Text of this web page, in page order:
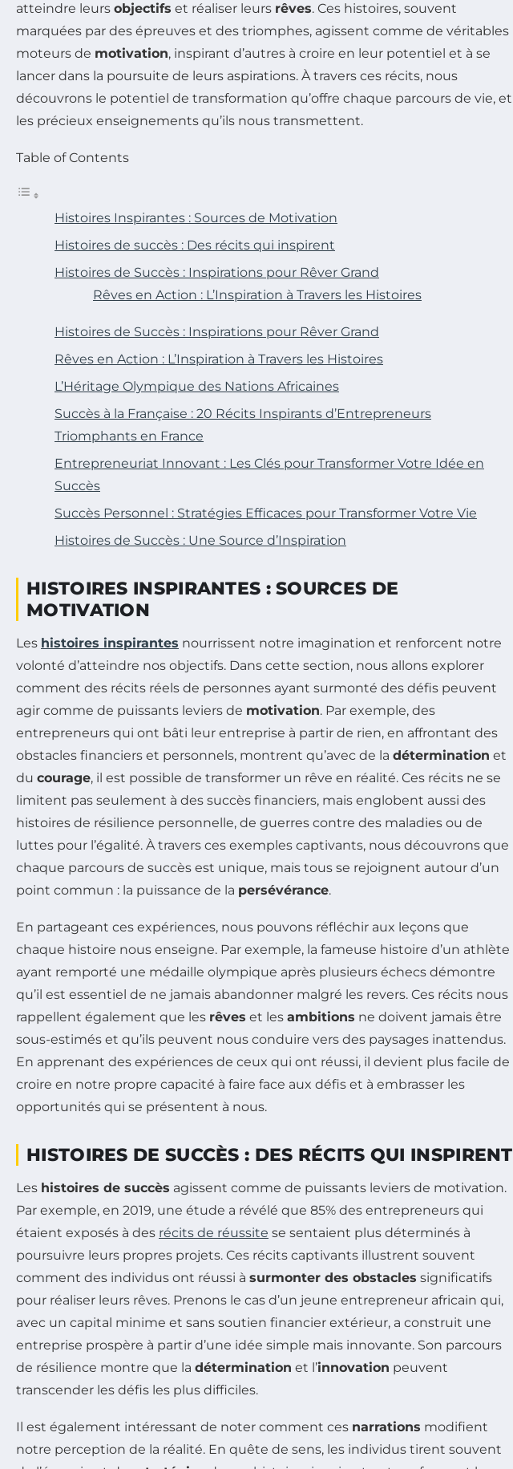
atteindre leurs objectifs et réaliser leurs rêves. Ces histoires, souvent
marquées par des épreuves et des triomphes, agissent comme de véritables
moteurs de motivation, inspirant d’autres à croire en leur potentiel et à se
lancer dans la poursuite de leurs aspirations. À travers ces récits, nous
découvrons le potentiel de transformation qu’offre chaque parcours de vie, et
les précieux enseignements qu’ils nous transmettent.
Table of Contents
Histoires Inspirantes : Sources de Motivation
Histoires de succès : Des récits qui inspirent
Histoires de Succès : Inspirations pour Rêver Grand
Rêves en Action : L’Inspiration à Travers les Histoires
Histoires de Succès : Inspirations pour Rêver Grand
Rêves en Action : L’Inspiration à Travers les Histoires
L’Héritage Olympique des Nations Africaines
Succès à la Française : 20 Récits Inspirants d’Entrepreneurs
Triomphants en France
Entrepreneuriat Innovant : Les Clés pour Transformer Votre Idée en
Succès
Succès Personnel : Stratégies Efficaces pour Transformer Votre Vie
Histoires de Succès : Une Source d’Inspiration
HISTOIRES INSPIRANTES : SOURCES DE
MOTIVATION
Les histoires inspirantes nourrissent notre imagination et renforcent notre
volonté d’atteindre nos objectifs. Dans cette section, nous allons explorer
comment des récits réels de personnes ayant surmonté des défis peuvent
agir comme de puissants leviers de motivation. Par exemple, des
entrepreneurs qui ont bâti leur entreprise à partir de rien, en affrontant des
obstacles financiers et personnels, montrent qu’avec de la détermination et
du courage, il est possible de transformer un rêve en réalité. Ces récits ne se
limitent pas seulement à des succès financiers, mais englobent aussi des
histoires de résilience personnelle, de guerres contre des maladies ou de
luttes pour l’égalité. À travers ces exemples captivants, nous découvrons que
chaque parcours de succès est unique, mais tous se rejoignent autour d’un
point commun : la puissance de la persévérance.
En partageant ces expériences, nous pouvons réfléchir aux leçons que
chaque histoire nous enseigne. Par exemple, la fameuse histoire d’un athlète
ayant remporté une médaille olympique après plusieurs échecs démontre
qu’il est essentiel de ne jamais abandonner malgré les revers. Ces récits nous
rappellent également que les rêves et les ambitions ne doivent jamais être
sous-estimés et qu’ils peuvent nous conduire vers des paysages inattendus.
En apprenant des expériences de ceux qui ont réussi, il devient plus facile de
croire en notre propre capacité à faire face aux défis et à embrasser les
opportunités qui se présentent à nous.
HISTOIRES DE SUCCÈS : DES RÉCITS QUI INSPIRENT
Les histoires de succès agissent comme de puissants leviers de motivation.
Par exemple, en 2019, une étude a révélé que 85% des entrepreneurs qui
étaient exposés à des récits de réussite se sentaient plus déterminés à
poursuivre leurs propres projets. Ces récits captivants illustrent souvent
comment des individus ont réussi à surmonter des obstacles significatifs
pour réaliser leurs rêves. Prenons le cas d’un jeune entrepreneur africain qui,
avec un capital minime et sans soutien financier extérieur, a construit une
entreprise prospère à partir d’une idée simple mais innovante. Son parcours
de résilience montre que la détermination et l’innovation peuvent
transcender les défis les plus difficiles.
Il est également intéressant de noter comment ces narrations modifient
notre perception de la réalité. En quête de sens, les individus tirent souvent